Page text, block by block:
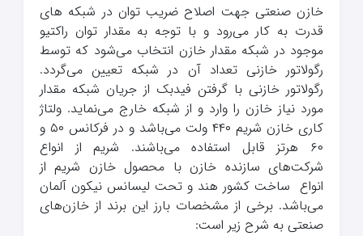
خازن صنعتی جهت اصلاح ضریب توان در شبکه های
قدرت به کار می‌رود و با توجه به مقدار توان راکتیو
موجود در شبکه مقدار خازن انتخاب می‌شود که توسط
رگولاتور خازنی تعداد آن در شبکه تعیین می‌گردد.
رگولاتور خازنی با گرفتن فیدبک از جریان شبکه مقدار
مورد نیاز خازن را وارد و از شبکه خارج می‌نماید. ولتاژ
کاری خازن شریم ۴۴۰ ولت می‌باشد و در فرکانس ۵۰ و
۶۰ هرتز قابل استفاده می‌باشند. شریم از انواع
شرکت‌های سازنده خازن با محصول خازن شریم از
انواع ساخت کشور هند و تحت لیسانس نیکون آلمان
می‌باشد. برخی از مشخصات بارز این برند از خازن‌های
صنعتی به شرح زیر است: